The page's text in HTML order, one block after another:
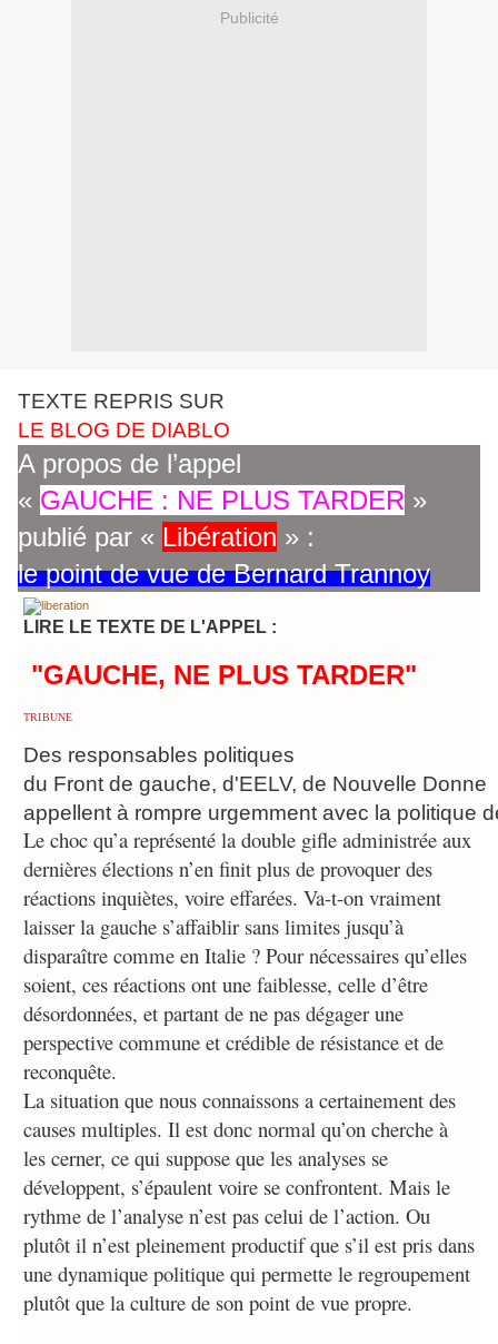
Publicité
TEXTE REPRIS SUR
LE BLOG DE DIABLO
A propos de l’appel
« GAUCHE : NE PLUS TARDER »
publié par « Libération » :
le point de vue de Bernard Trannoy
LIRE LE TEXTE DE L'APPEL :
"GAUCHE, NE PLUS TARDER"
TRIBUNE
Des responsables politiques
du Front de gauche, d'EELV, de Nouvelle Donne
appellent à rompre urgemment avec la politique
Le choc qu’a représenté la double gifle administrée aux
dernières élections n’en finit plus de provoquer des
réactions inquiètes, voire effarées. Va-t-on vraiment
laisser la gauche s’affaiblir sans limites jusqu’à
disparaître comme en Italie ? Pour nécessaires qu’elles
soient, ces réactions ont une faiblesse, celle d’être
désordonnées, et partant de ne pas dégager une
perspective commune et crédible de résistance et de
reconquête.
La situation que nous connaissons a certainement des
causes multiples. Il est donc normal qu’on cherche à
les cerner, ce qui suppose que les analyses se
développent, s’épaulent voire se confrontent. Mais le
rythme de l’analyse n’est pas celui de l’action. Ou
plutôt il n’est pleinement productif que s’il est pris dans
une dynamique politique qui permette le regroupement
plutôt que la culture de son point de vue propre.